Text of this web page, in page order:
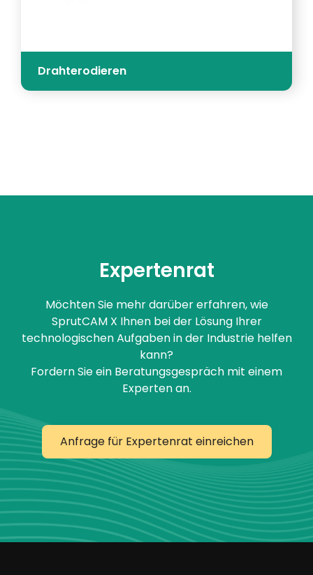
Drahterodieren
Expertenrat
Möchten Sie mehr darüber erfahren, wie
SprutCAM X Ihnen bei der Lösung Ihrer
technologischen Aufgaben in der Industrie helfen
kann?
Fordern Sie ein Beratungsgespräch mit einem
Experten an.
Anfrage für Expertenrat einreichen